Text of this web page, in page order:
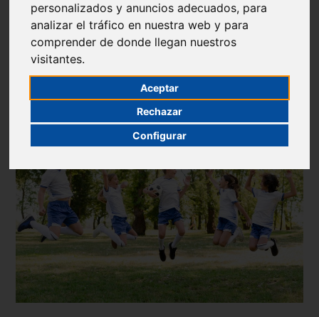
personalizados y anuncios adecuados, para
analizar el tráfico en nuestra web y para
comprender de donde llegan nuestros
visitantes.
Aceptar
Rechazar
Configurar
Protectores bucales para niños
deportistas
Infantil